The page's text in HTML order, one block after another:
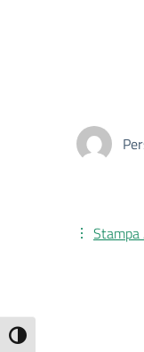
Attiva/disattiva alto
Stampa